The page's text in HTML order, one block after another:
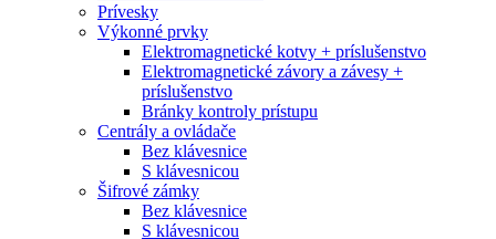
Prívesky
Výkonné prvky
Elektromagnetické kotvy + príslušenstvo
Elektromagnetické závory a závesy +
príslušenstvo
Bránky kontroly prístupu
Centrály a ovládače
Bez klávesnice
S klávesnicou
Šifrové zámky
Bez klávesnice
S klávesnicou